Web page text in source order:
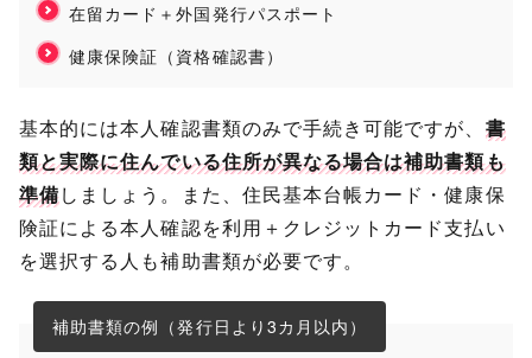
在留カード＋外国発行パスポート
健康保険証（資格確認書）
基本的には本人確認書類のみで手続き可能ですが、 書
類と実際に住んでいる住所が異なる場合は補助書類も
準備しましょう。また、住民基本台帳カード・健康保
険証による本人確認を利用＋クレジットカード支払い
を選択する人も補助書類が必要です。
補助書類の例（発行日より3カ月以内）